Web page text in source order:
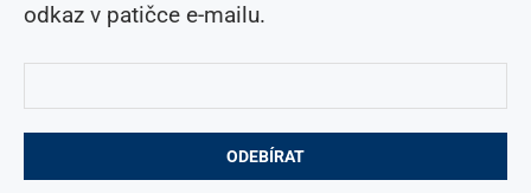
odkaz v patičce e-mailu.